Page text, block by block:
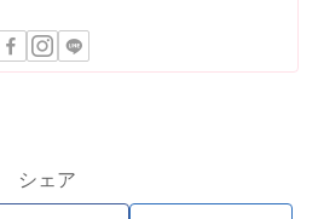
シェア